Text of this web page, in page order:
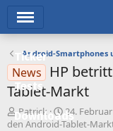
Ticker
Tests
Downloads
Android-Smartphones
News
HP
Tablet-Markt
E
r
Patrick
E
r
24.
den Android-Tablet-